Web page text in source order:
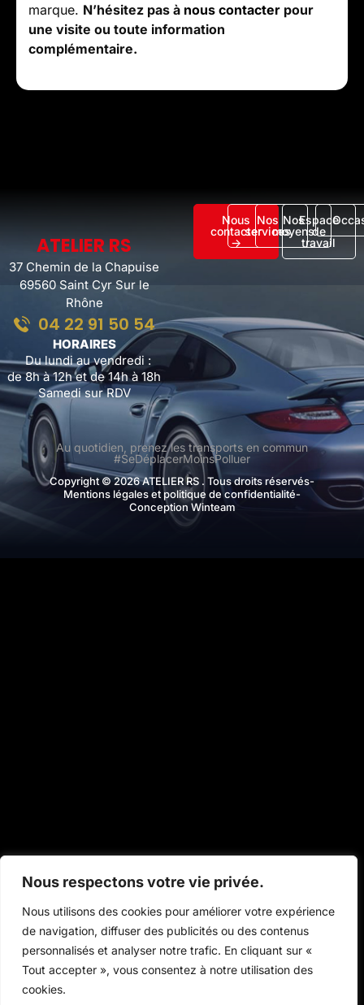
Nous respectons votre vie privée.
Nous utilisons des cookies pour améliorer votre expérience
de navigation, diffuser des publicités ou des contenus
personnalisés et analyser notre trafic. En cliquant sur «
Tout accepter », vous consentez à notre utilisation des
cookies.
marque. N’hésitez pas à nous contacter pour
une visite ou toute information
complémentaire.
ATELIER RS
37 Chemin de la Chapuise
69560 Saint Cyr Sur le
Rhône
04 22 91 50 54
HORAIRES
Du lundi au vendredi :
de 8h à 12h et de 14h à 18h
Samedi sur RDV
Nous
contacter
->
Nos
services
Nos
moyens
Espace
de
travail
Au quotidien, prenez les transports en commun
#SeDéplacerMoinsPolluer
Copyright © 2026 ATELIER RS . Tous droits réservés-
Mentions légales et politique de confidentialité-
Conception Winteam